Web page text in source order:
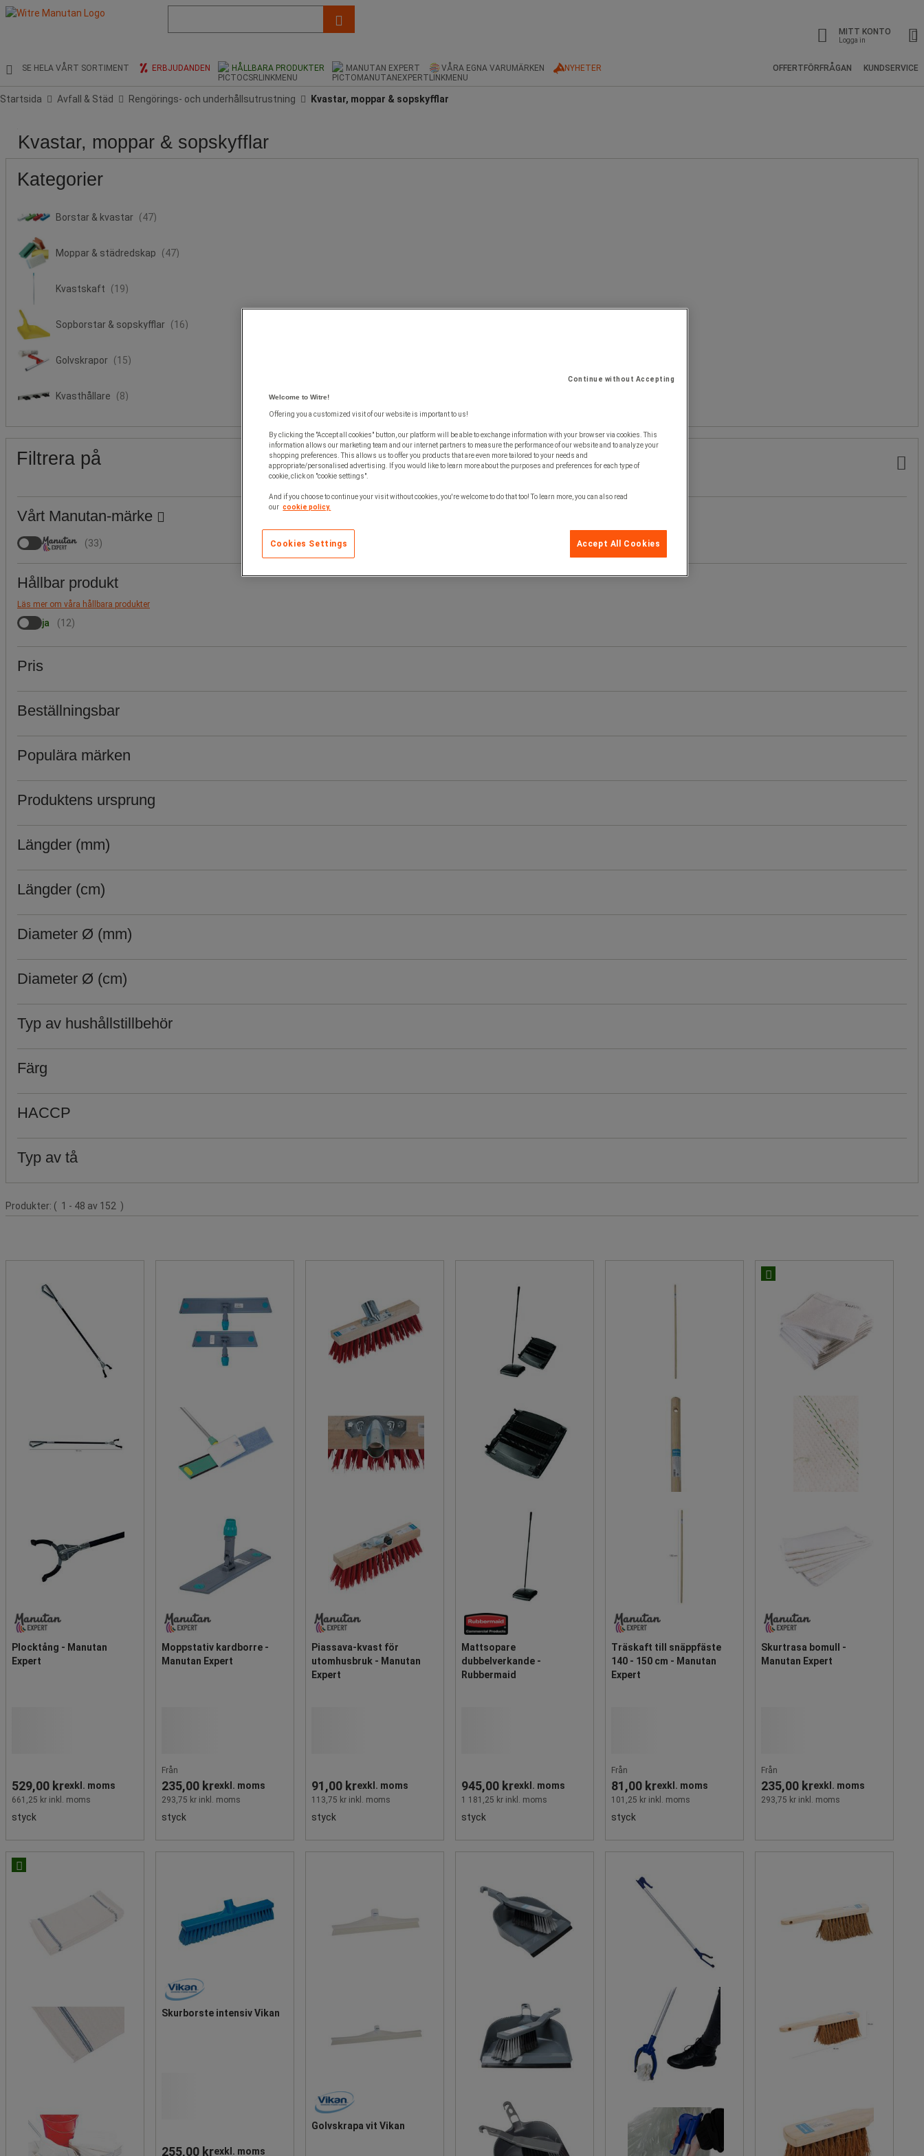
och
MITT KONTO
Logga in
SE HELA VÅRT SORTIMENT ERBJUDANDEN HÅLLBARA PRODUKTER MANUTAN EXPERT VÅRA EGNA VARUMÄRKEN NYHETER OFFERTFÖRFRÅGAN KUNDSERVICE
Startsida Avfall & Städ Rengörings- och underhållsutrustning Kvastar, moppar & sopskyfflar
Kvastar, moppar & sopskyfflar
Kategorier
Borstar & kvastar (47)
Moppar & städredskap (47)
Kvastskaft (19)
Sopborstar & sopskyfflar (16)
Golvskrapor (15)
Kvasthållare (8)
Filtrera på
Vårt Manutan-märke
(33)
Hållbar produkt
Läs mer om våra hållbara produkter
ja (12)
Pris
Pris
Stock
Beställningsbar
Populära
Populära märken
Produktens
Produktens ursprung
Längder
Längder (mm)
Längder
Längder (cm)
Diameter
(mm)
Diameter Ø (mm)
Diameter
(cm)
Diameter Ø (cm)
Typ
hushållstillbehör
Typ av hushållstillbehör
Färg
Färg
HACCP
HACCP
Typ
tå
Typ av tå
Produktlista
Produkter: ( 1 - 48 av 152 )
Plocktång - Manutan
Expert
529,00 krexkl. moms
661,25 kr inkl. moms
styck
Moppstativ kardborre -
Manutan Expert
Från
235,00 krexkl. moms
293,75 kr inkl. moms
styck
Piassava-kvast för
utomhusbruk - Manutan
Expert
91,00 krexkl. moms
113,75 kr inkl. moms
styck
Mattsopare
dubbelverkande -
Rubbermaid
945,00 krexkl. moms
1 181,25 kr inkl. moms
styck
Träskaft till snäppfäste
140 - 150 cm - Manutan
Expert
Från
81,00 krexkl. moms
101,25 kr inkl. moms
styck
Skurtrasa bomull -
Manutan Expert
Från
235,00 krexkl. moms
293,75 kr inkl. moms
Skurborste intensiv Vikan
255,00 krexkl. moms
Golvskrapa vit Vikan
Continue without Accepting
Welcome to Witre!
Offering you a customized visit of our website is important to us!
By clicking the "Accept all cookies" button, our platform will be able to exchange information with your browser via cookies. This
information allows our marketing team and our internet partners to measure the performance of our website and to analyze your
shopping preferences. This allows us to offer you products that are even more tailored to your needs and
appropriate/personalised advertising. If you would like to learn more about the purposes and preferences for each type of
cookie, click on "cookie settings".
And if you choose to continue your visit without cookies, you're welcome to do that too! To learn more, you can also read
our cookie policy.
Accept All Cookies
Cookies Settings